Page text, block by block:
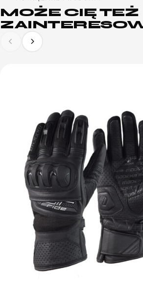
MOŻE CIĘ TEŻ